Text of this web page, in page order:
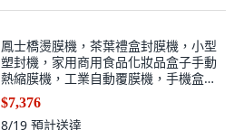
鳳士橋燙膜機，茶葉禮盒封膜機，小型
塑封機，家用商用食品化妝品盒子手動
熱縮膜機，工業自動覆膜機，手機盒專
用膜, 1個, 4030C基礎款 贈送全套工具
$7,376
8/19 預計送達